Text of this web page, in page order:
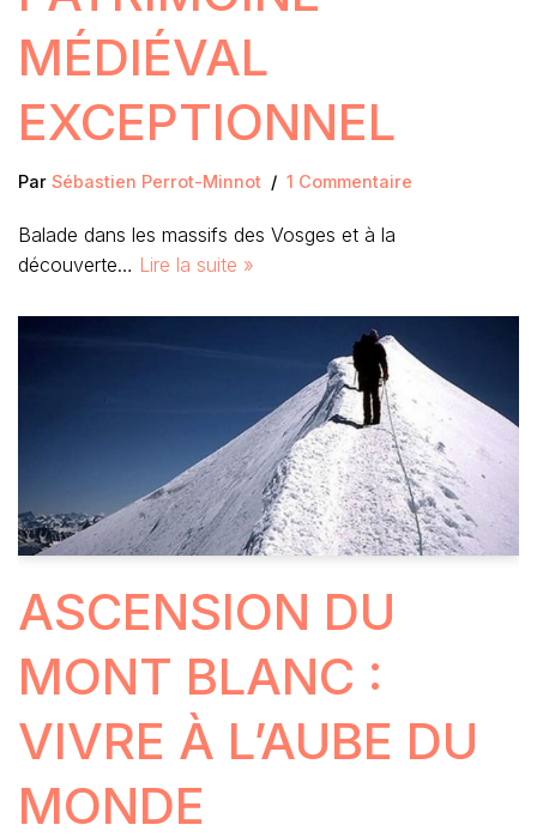
MÉDIÉVAL
EXCEPTIONNEL
Par Sébastien Perrot-Minnot 1 Commentaire
Balade dans les massifs des Vosges et à la
découverte… Lire la suite »
ASCENSION DU
MONT BLANC :
VIVRE À L’AUBE DU
MONDE